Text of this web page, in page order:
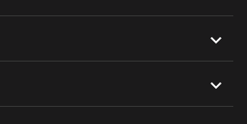

